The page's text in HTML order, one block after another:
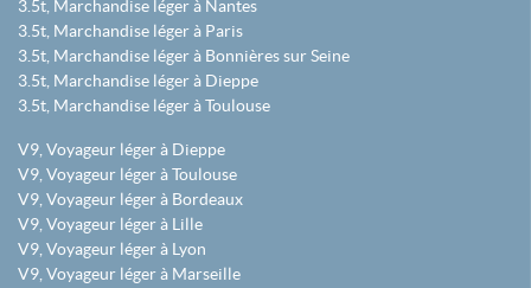
3.5t, Marchandise léger à Nantes
3.5t, Marchandise léger à Paris
3.5t, Marchandise léger à Bonnières sur Seine
3.5t, Marchandise léger à Dieppe
3.5t, Marchandise léger à Toulouse
V9, Voyageur léger à Dieppe
V9, Voyageur léger à Toulouse
V9, Voyageur léger à Bordeaux
V9, Voyageur léger à Lille
V9, Voyageur léger à Lyon
V9, Voyageur léger à Marseille